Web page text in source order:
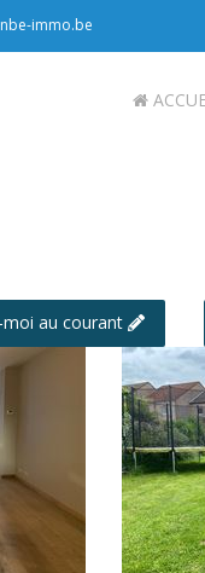
immo.be
moi au courant